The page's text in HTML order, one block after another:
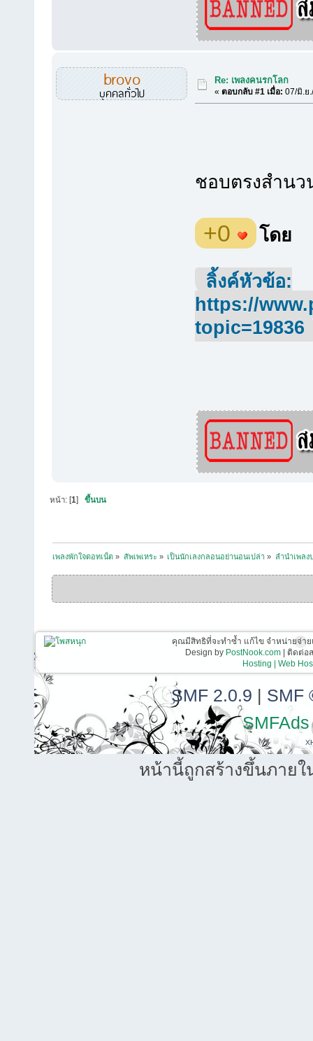
brovo
บุคคลทั่วไป
Re: เพลงคนรกโลก
«ตอบกลับ #1 เมื่อ: 07/มิ.ย
ชอบตรงสำน
+0 โดย
ลิ้งค์หัวข้อ:
https://
topic=19836
หน้า: [1]ขึ้นบน
เพลงพักใจดอทเน็ต » สัพเพเหระ » เป็นนักเลงกลอนอย่านอนเปล่า » ลำนำเพลง
คุณมีสิทธิที่จะทำซ้ำ แก้ไข จำหน่ายจ่า
Design by PostNook.com| ติดต่อส
Hosting | Web
SMF 2.0.9 | SMF
SMFAds
หน้านี้ถูกสร้างขึ้นภายใ